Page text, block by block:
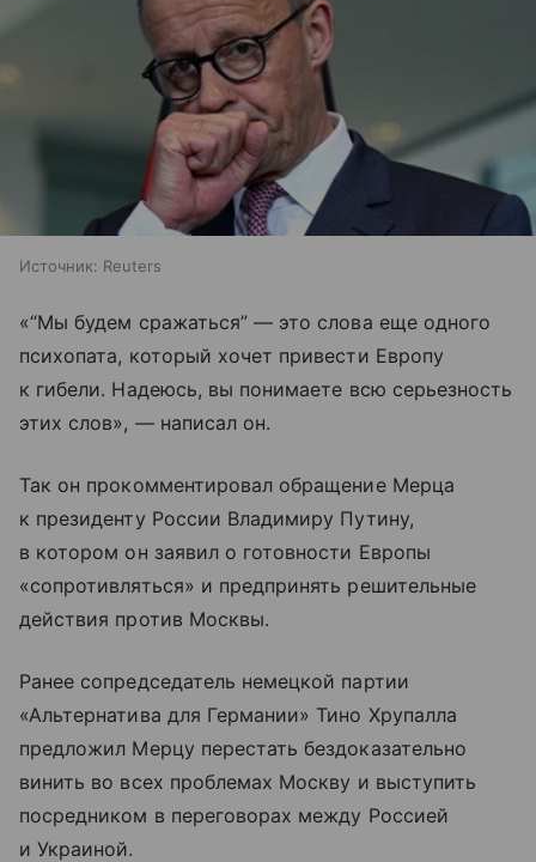
Источник: Reuters
«“Мы будем сражаться” — это слова еще одного
психопата, который хочет привести Европу
к гибели. Надеюсь, вы понимаете всю серьезность
этих слов», — написал он.
Так он прокомментировал обращение Мерца
к президенту России Владимиру Путину,
в котором он заявил о готовности Европы
«сопротивляться» и предпринять решительные
действия против Москвы.
Ранее сопредседатель немецкой партии
«Альтернатива для Германии» Тино Хрупалла
предложил Мерцу перестать бездоказательно
винить во всех проблемах Москву и выступить
посредником в переговорах между Россией
и Украиной.